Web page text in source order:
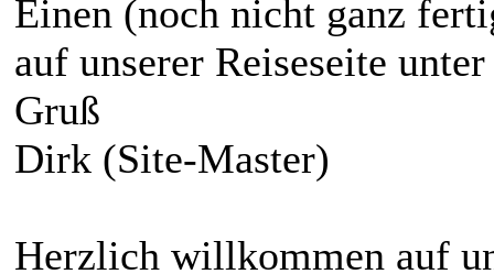
Einen (noch nicht ganz
auf unserer Reiseseite
Gruß
Dirk (Site-Master)
Herzlich willkommen auf